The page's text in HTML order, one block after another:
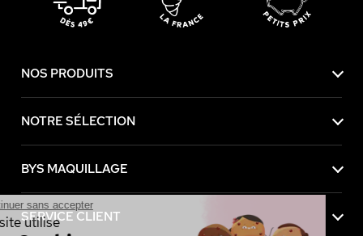
NOS PRODUITS
NOTRE SÉLECTION
BYS MAQUILLAGE
SERVICE CLIENT
Continuer sans accepter
Ce site utilise